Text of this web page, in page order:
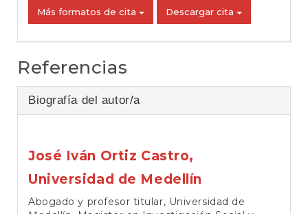
Más formatos de cita Descargar cita
Referencias
Biografía del autor/a
José Iván Ortiz Castro,
Universidad de Medellín
Abogado y profesor titular, Universidad de